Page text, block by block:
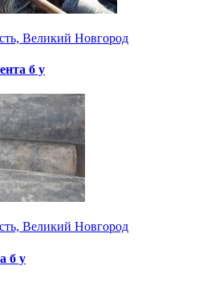
Великий Новгород
б у
Великий Новгород
б у